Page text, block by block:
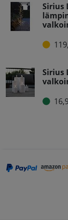
Sirius
Sirius